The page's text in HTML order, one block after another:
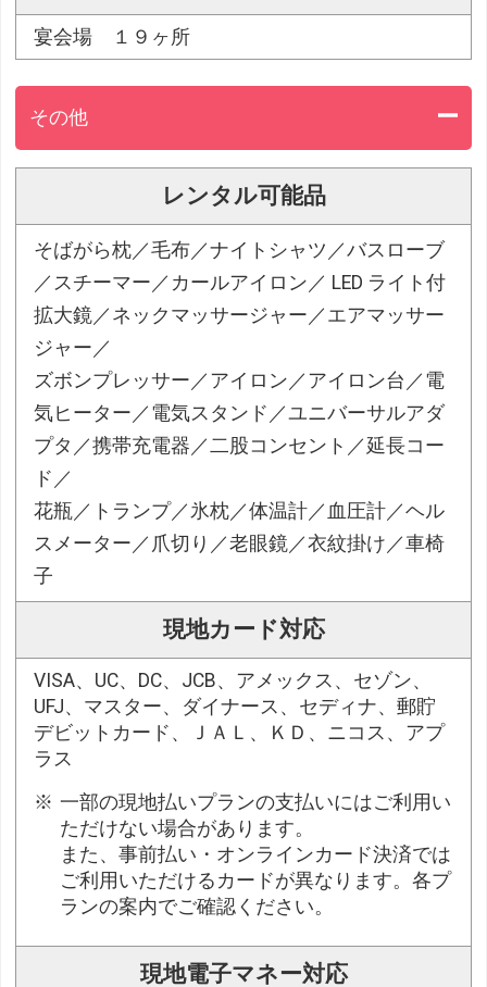
宴会場 １９ヶ所
その他
レンタル可能品
そばがら枕／毛布／ナイトシャツ／バスローブ
／スチーマー／カールアイロン／ LED ライト付
拡大鏡／ネックマッサージャー／エアマッサー
ジャー／
ズボンプレッサー／アイロン／アイロン台／電
気ヒーター／電気スタンド／ユニバーサルアダ
プタ／携帯充電器／二股コンセント／延長コー
ド／
花瓶／トランプ／氷枕／体温計／血圧計／ヘル
スメーター／爪切り／老眼鏡／衣紋掛け／車椅
子
現地カード対応
VISA、UC、DC、JCB、アメックス、セゾン、
UFJ、マスター、ダイナース、セディナ、郵貯
デビットカード、ＪＡＬ、ＫＤ、ニコス、アプ
ラス
一部の現地払いプランの支払いにはご利用い
ただけない場合があります。
また、事前払い・オンラインカード決済では
ご利用いただけるカードが異なります。各プ
ランの案内でご確認ください。
現地電子マネー対応